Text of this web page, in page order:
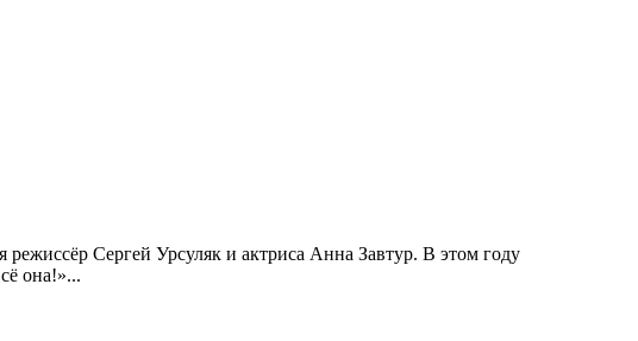
Сергей Урсуляк и актриса Анна Завтур. В этом году
она!»...